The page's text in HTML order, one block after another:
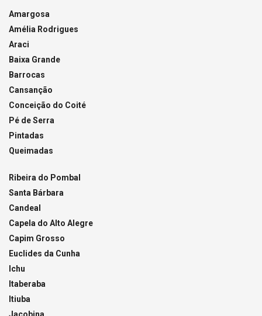
Amargosa
Amélia Rodrigues
Araci
Baixa Grande
Barrocas
Cansanção
Conceição do Coité
Pé de Serra
Pintadas
Queimadas
Ribeira do Pombal
Santa Bárbara
Candeal
Capela do Alto Alegre
Capim Grosso
Euclides da Cunha
Ichu
Itaberaba
Itiuba
Jacobina